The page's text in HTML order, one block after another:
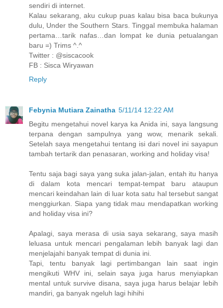
sendiri di internet.
Kalau sekarang, aku cukup puas kalau bisa baca bukunya
dulu, Under the Southern Stars. Tinggal membuka halaman
pertama…tarik nafas…dan lompat ke dunia petualangan
baru =) Trims ^.^
Twitter : @siscacook
FB : Sisca Wiryawan
Reply
Febynia Mutiara Zainatha 5/11/14 12:22 AM
Begitu mengetahui novel karya ka Anida ini, saya langsung
terpana dengan sampulnya yang wow, menarik sekali.
Setelah saya mengetahui tentang isi dari novel ini sayapun
tambah tertarik dan penasaran, working and holiday visa!
Tentu saja bagi saya yang suka jalan-jalan, entah itu hanya
di dalam kota mencari tempat-tempat baru ataupun
mencari keindahan lain di luar kota satu hal tersebut sangat
menggiurkan. Siapa yang tidak mau mendapatkan working
and holiday visa ini?
Apalagi, saya merasa di usia saya sekarang, saya masih
leluasa untuk mencari pengalaman lebih banyak lagi dan
menjelajahi banyak tempat di dunia ini.
Tapi, tentu banyak lagi pertimbangan lain saat ingin
mengikuti WHV ini, selain saya juga harus menyiapkan
mental untuk survive disana, saya juga harus belajar lebih
mandiri, ga banyak ngeluh lagi hihihi